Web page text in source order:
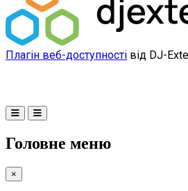
Плагін веб-доступності від DJ-
Головне меню
×